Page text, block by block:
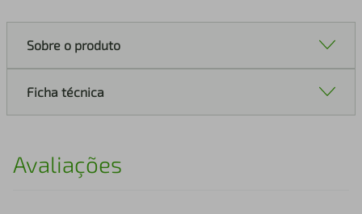
Sobre o produto
Ficha técnica
Avaliações